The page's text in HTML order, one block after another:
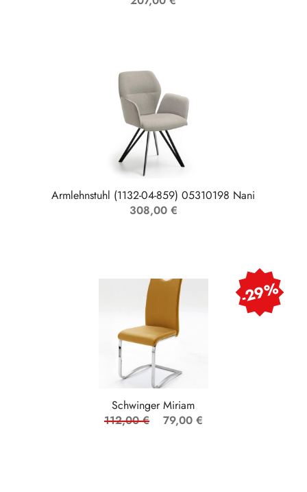
Armlehnstuhl (1132-04-859) 05310198 Nani
308,00 €
Schwinger Miriam
112,00 €
79,00 €
-29%